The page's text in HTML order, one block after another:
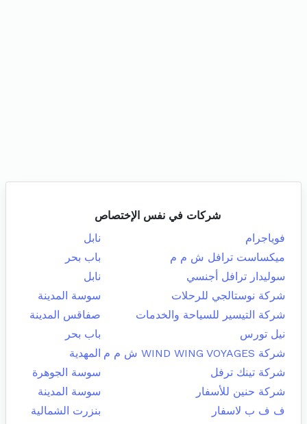
شركات في نفس الإختصاص
فوياجرام
نابل
ميكساست ترافل ش م م
باب بحر
سوليدار ترافل أجنسي
نابل
شركة نوستالجي للرحلات
سوسة المدينة
شركة التيسير للسياحة والخدمات
صفاقس المدينة
نيل تورس
باب بحر
شركة WIND WING VOYAGES ش م م
المهدية
شركة تينك ترفل
سوسة الجوهرة
شركة حنين للأسفار
سوسة المدينة
ف ف ب لاسفار
بنزرت الشمالية